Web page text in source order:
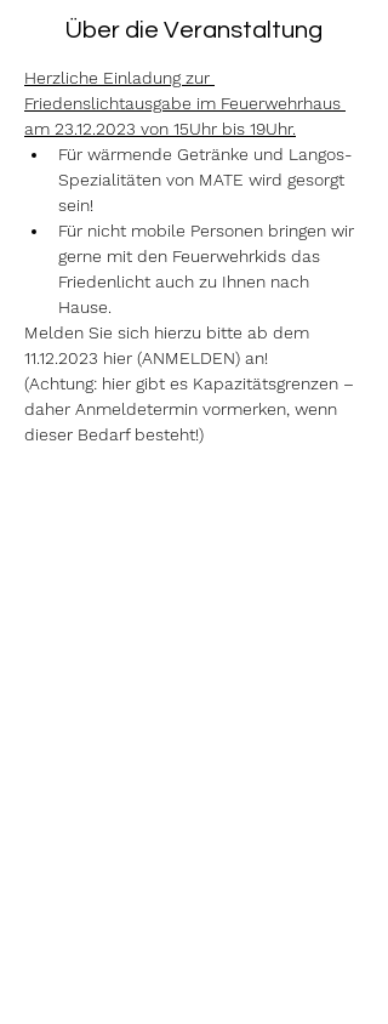
Über die Veranstaltung
Herzliche Einladung zur
Friedenslichtausgabe im Feuerwehrhaus
am 23.12.2023 von 15Uhr bis 19Uhr.
Für wärmende Getränke und Langos-
Spezialitäten von MATE wird gesorgt
sein!
Für nicht mobile Personen bringen wir
gerne mit den Feuerwehrkids das
Friedenlicht auch zu Ihnen nach
Hause.
Melden Sie sich hierzu bitte ab dem
11.12.2023 hier (ANMELDEN) an!
(Achtung: hier gibt es Kapazitätsgrenzen –
daher Anmeldetermin vormerken, wenn
dieser Bedarf besteht!)